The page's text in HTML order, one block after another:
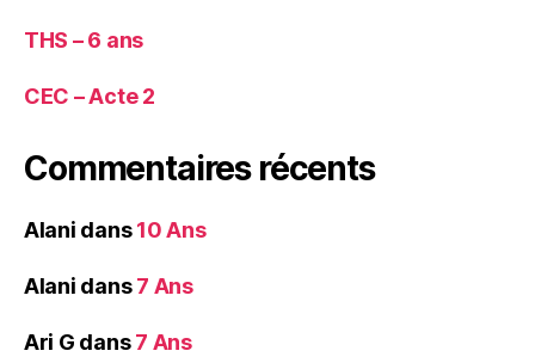
THS – 6 ans
CEC – Acte 2
Commentaires récents
Alani dans10 Ans
Alani dans7 Ans
Ari G dans7 Ans